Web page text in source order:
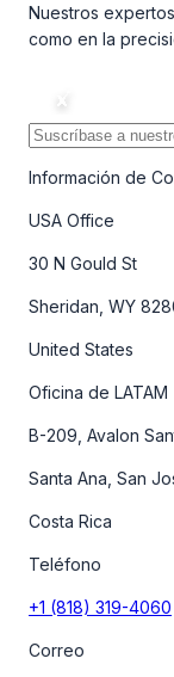
Nuestros
como en la
Información de
USA Office
30 N Gould St
Sheridan, WY
United States
Oficina de LATAM
B-209, Avalon
Santa Ana, San
Costa Rica
Teléfono
+1 (818) 319-4060
Correo